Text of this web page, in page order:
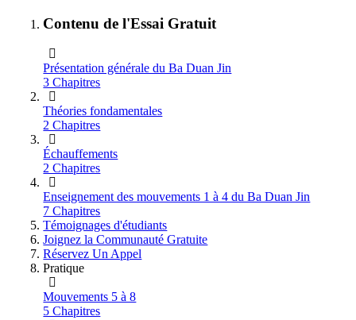
Contenu de l'Essai Gratuit
Présentation générale du Ba Duan Jin
3 Chapitres
Théories fondamentales
2 Chapitres
Échauffements
2 Chapitres
Enseignement des mouvements 1 à 4 du Ba Duan Jin
7 Chapitres
Témoignages d'étudiants
Joignez la Communauté Gratuite
Réservez Un Appel
Pratique
Mouvements 5 à 8
5 Chapitres